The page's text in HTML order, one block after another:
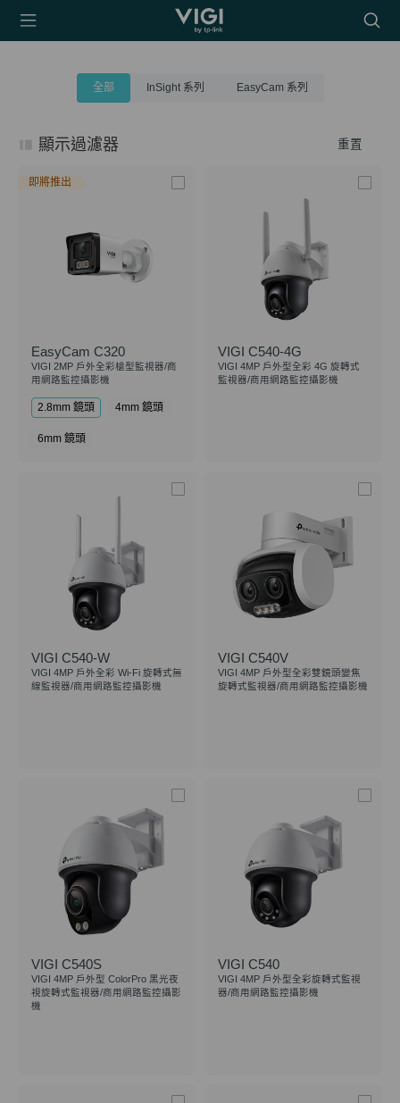
TP-Link, Reliably
搜
尋
全部 InSight 系列 EasyCam 系列
重置
顯示過濾器
即將推出
EasyCam C320
VIGI 2MP 戶外全彩槍型監視器/商
用網路監控攝影機
2.8mm 鏡頭 4mm 鏡頭
6mm 鏡頭
VIGI C540-4G
VIGI 4MP 戶外型全彩 4G 旋轉式
監視器/商用網路監控攝影機
VIGI C540-W
VIGI 4MP 戶外全彩 Wi-Fi 旋轉式無
線監視器/商用網路監控攝影機
VIGI C540V
VIGI 4MP 戶外型全彩雙鏡頭變焦
旋轉式監視器/商用網路監控攝影機
VIGI C540S
VIGI 4MP 戶外型 ColorPro 黑光夜
視旋轉式監視器/商用網路監控攝影
機
VIGI C540
VIGI 4MP 戶外型全彩旋轉式監視
器/商用網路監控攝影機